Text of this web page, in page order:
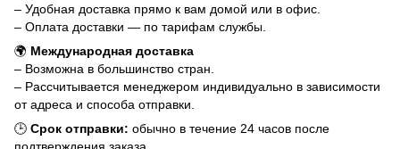
– Удобная доставка прямо к вам домой или в офис.
– Оплата доставки — по тарифам службы.
🌍 Международная доставка
– Возможна в большинство стран.
– Рассчитывается менеджером индивидуально в зависимости
от адреса и способа отправки.
🕒 Срок отправки: обычно в течение 24 часов после
подтверждения заказа.